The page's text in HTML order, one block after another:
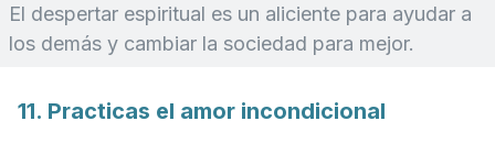
El despertar espiritual es un aliciente para ayudar a
los demás y cambiar la sociedad para mejor.
11. Practicas el amor incondicional